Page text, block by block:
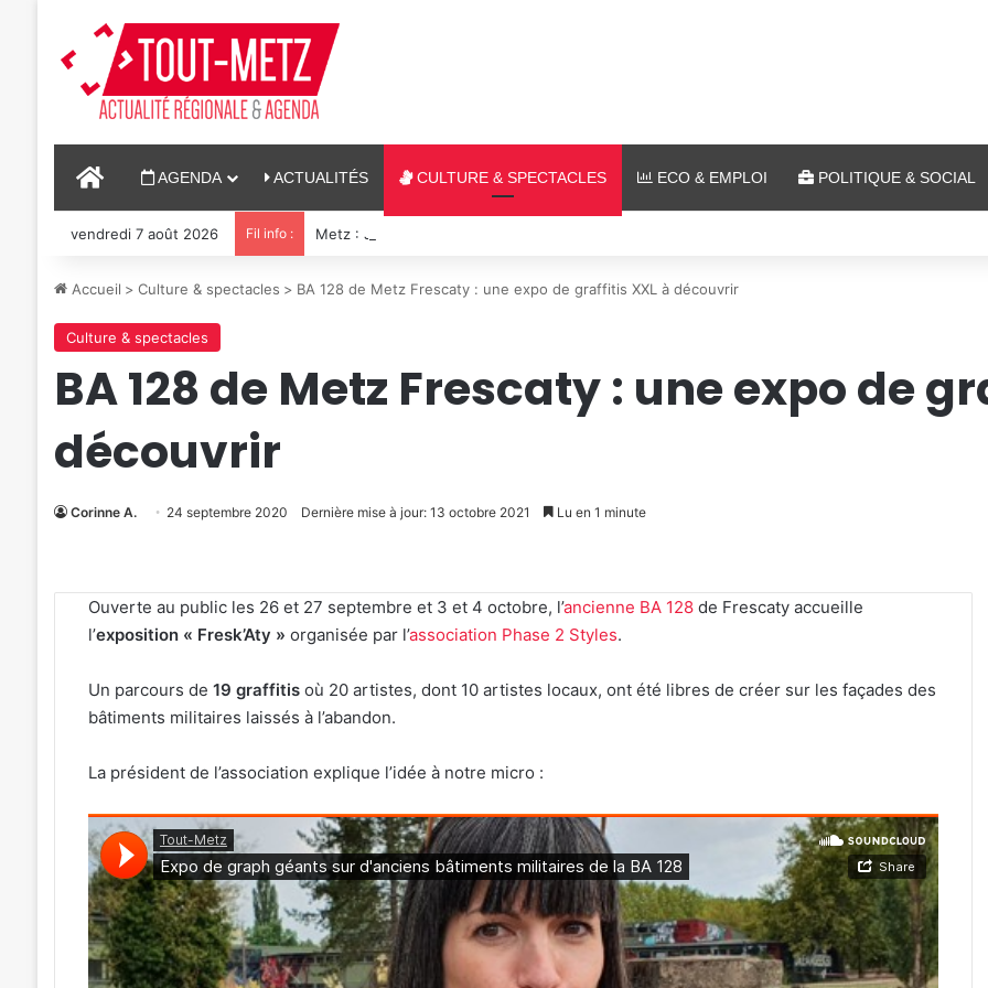
ACCUEILAGENDA ACTUALITÉS CULTURE & SPECTACLES ECO & EMPLOI POLITIQUE & SOCIAL
vendredi 7 août 2026 Fil info : Metz : J-1 avant le cinéma plein air au Plan d’Eau
Accueil > Culture & spectacles > BA 128 de Metz Frescaty : une expo de graffitis XXL à découvrir
Culture & spectacles
BA 128 de Metz Frescaty : une expo de
découvrir
Corinne A. 24 septembre 2020 Dernière mise à jour: 13 octobre 2021 Lu en 1 minute
Ouverte au public les 26 et 27 septembre et 3 et 4 octobre, l’ancienne BA 128de Frescaty accueille
l’exposition « Fresk’Aty » organisée par l’association Phase 2 Styles.
Un parcours de 19 graffitisoù 20 artistes, dont 10 artistes locaux, ont été libres de créer sur les façades des
bâtiments militaires laissés à l’abandon.
La président de l’association explique l’idée à notre micro :
Metz
Un